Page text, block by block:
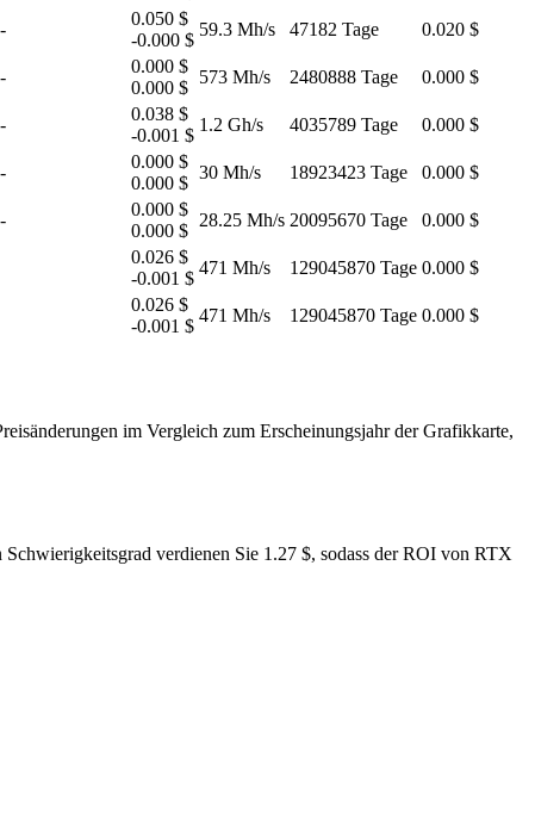
-
0.050 $
-0.000 $
59.3 Mh/s 47182 Tage 0.020 $
-
0.000 $
0.000 $
573 Mh/s 2480888 Tage 0.000 $
-
0.038 $
-0.001 $
1.2 Gh/s 4035789 Tage 0.000 $
-
0.000 $
0.000 $
30 Mh/s 18923423 Tage 0.000 $
-
0.000 $
0.000 $
28.25 Mh/s 20095670 Tage 0.000 $
0.026 $
-0.001 $
471 Mh/s 129045870 Tage 0.000 $
0.026 $
-0.001 $
471 Mh/s 129045870 Tage 0.000 $
im Vergleich zum Erscheinungsjahr der Grafikkarte,
verdienen Sie 1.27 $, sodass der ROI von RTX